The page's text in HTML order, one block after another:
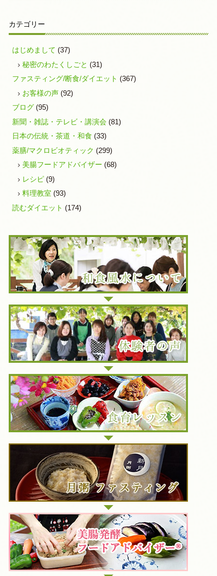
カテゴリー
はじめまして (37)
秘密のわたくしごと (31)
ファスティング/断食/ダイエット (367)
お客様の声 (92)
ブログ(95)
新聞・雑誌・テレビ・講演会 (81)
日本の伝統・茶道・和食 (33)
薬膳/マクロビオティック (299)
美腸フードアドバイザー (68)
レシピ (9)
料理教室 (93)
読むダイエット (174)